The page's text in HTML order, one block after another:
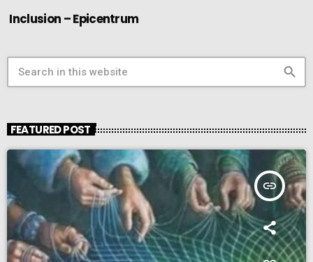
Inclusion – Epicentrum
search
FEATURED POST
insert_link